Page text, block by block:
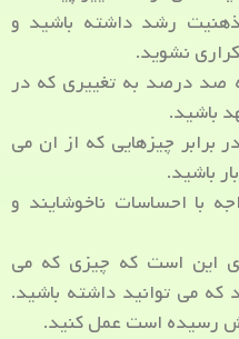
رشد داشته باشید و
نشوید.
صد درصد به تغییری که در
باشید.
چیزهایی که از ان می
باشید.
با احساسات ناخوشایند و
این است که چیزی که می
که می توانید داشته باشید.
رسیده است عمل کنید.